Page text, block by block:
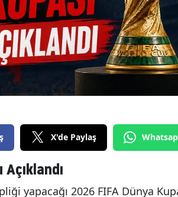
X'de Paylaş
yapacağı 2026 FIFA Dünya